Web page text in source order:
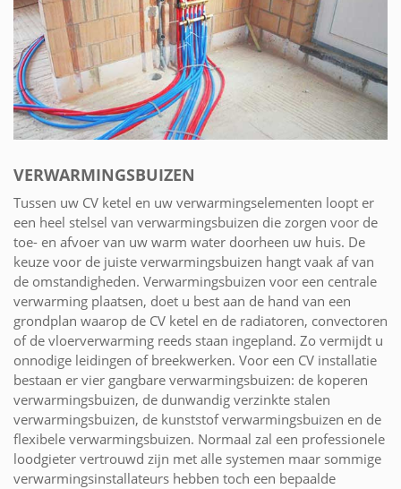
VERWARMINGSBUIZEN
Tussen uw CV ketel en uw verwarmingselementen loopt er
een heel stelsel van verwarmingsbuizen die zorgen voor de
toe- en afvoer van uw warm water doorheen uw huis. De
keuze voor de juiste verwarmingsbuizen hangt vaak af van
de omstandigheden. Verwarmingsbuizen voor een centrale
verwarming plaatsen, doet u best aan de hand van een
grondplan waarop de CV ketel en de radiatoren, convectoren
of de vloerverwarming reeds staan ingepland. Zo vermijdt u
onnodige leidingen of breekwerken. Voor een CV installatie
bestaan er vier gangbare verwarmingsbuizen: de koperen
verwarmingsbuizen, de dunwandig verzinkte stalen
verwarmingsbuizen, de kunststof verwarmingsbuizen en de
flexibele verwarmingsbuizen. Normaal zal een professionele
loodgieter vertrouwd zijn met alle systemen maar sommige
verwarmingsinstallateurs hebben toch een bepaalde